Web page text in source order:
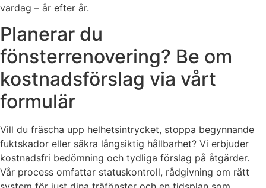
vardag – år efter år.
Planerar du
fönsterrenovering? Be om
kostnadsförslag via vårt
formulär
Vill du fräscha upp helhetsintrycket, stoppa begynnande
fuktskador eller säkra långsiktig hållbarhet? Vi erbjuder
kostnadsfri bedömning och tydliga förslag på åtgärder.
Vår process omfattar statuskontroll, rådgivning om rätt